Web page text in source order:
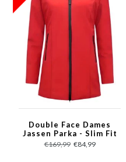
Double Face Dames
Jassen Parka - Slim Fit
-2161B - Rood
€169,99 €84,99